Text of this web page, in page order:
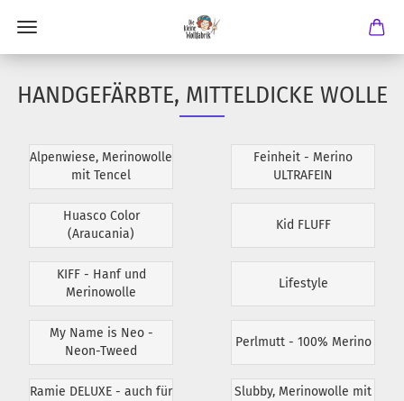
HANDGEFÄRBTE, MITTELDICKE WOLLE
Alpenwiese, Merinowolle
mit Tencel
Feinheit - Merino
ULTRAFEIN
Huasco Color
(Araucania)
Kid FLUFF
KIFF - Hanf und
Merinowolle
Lifestyle
My Name is Neo -
Neon-Tweed
Perlmutt - 100% Merino
Ramie DELUXE - auch für
Slubby, Merinowolle mit